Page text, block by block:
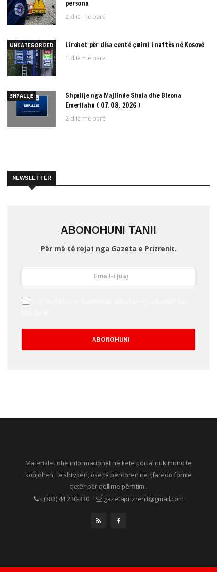
persona
2 ditë më parë
UNCATEGORIZED Lirohet për disa centë çmimi i naftës në Kosovë
1 ditë më parë
SHPALLJE
Shpallje nga Majlinde Shala dhe Bleona
Emerllahu ( 07. 08. 2026 )
2 ditë më parë
NEWSLETTER
ABONOHUNI TANI!
Për më të rejat nga Gazeta e Prizrenit.
Materialet dhe informacionet në këtë portal nuk mund të
kopjohen, të shtypen, ose të përdoren në çfarëdo forme
tjetër për qëllime përfitimi.
+(383) 44 230-330
gazetaprizrenit@gmail.com